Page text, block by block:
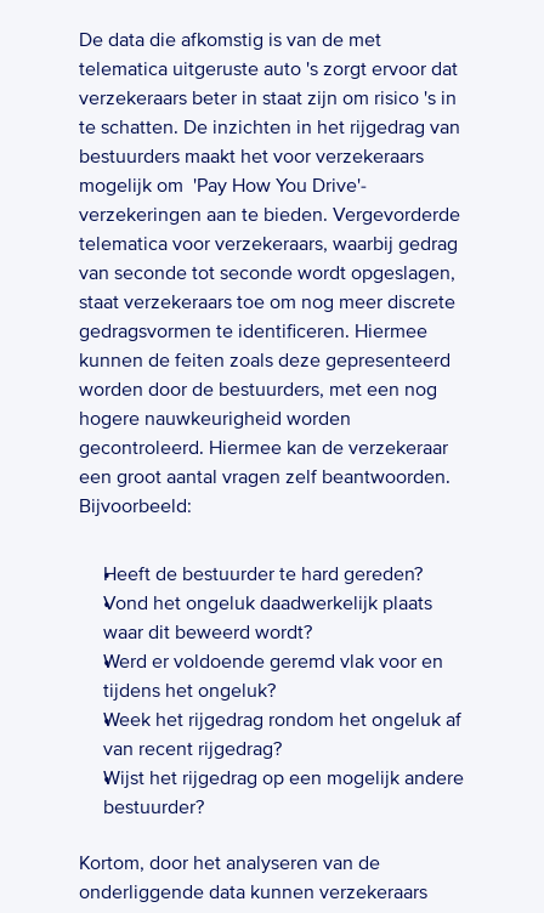
De data die afkomstig is van de met
telematica uitgeruste auto 's zorgt ervoor dat
verzekeraars beter in staat zijn om risico 's in
te schatten. De inzichten in het rijgedrag van
bestuurders maakt het voor verzekeraars
mogelijk om  'Pay How You Drive'-
verzekeringen aan te bieden. Vergevorderde
telematica voor verzekeraars, waarbij gedrag
van seconde tot seconde wordt opgeslagen,
staat verzekeraars toe om nog meer discrete
gedragsvormen te identificeren. Hiermee
kunnen de feiten zoals deze gepresenteerd
worden door de bestuurders, met een nog
hogere nauwkeurigheid worden
gecontroleerd. Hiermee kan de verzekeraar
een groot aantal vragen zelf beantwoorden.
Bijvoorbeeld:
Heeft de bestuurder te hard gereden?
Vond het ongeluk daadwerkelijk plaats
waar dit beweerd wordt?
Werd er voldoende geremd vlak voor en
tijdens het ongeluk?
Week het rijgedrag rondom het ongeluk af
van recent rijgedrag?
Wijst het rijgedrag op een mogelijk andere
bestuurder?
Kortom, door het analyseren van de
onderliggende data kunnen verzekeraars